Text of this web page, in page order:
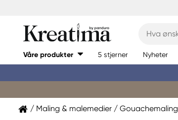
Våre produkter 5 stjerner Nyheter
Maling & malemedier Gouachemaling